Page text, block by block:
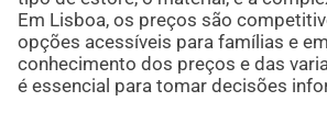
Em Lisboa, os preços são
opções acessíveis para famílias e
conhecimento dos preços e das
é essencial para tomar decisões